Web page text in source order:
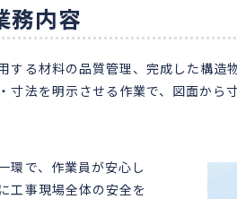
務内容
する材料の品質管理、完成した構
寸法を明示させる作業で、図面から
環で、作業員が安心し
工事現場全体の安全を